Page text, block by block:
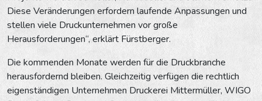
Diese Veränderungen erfordern laufende Anpassungen und
stellen viele Druckunternehmen vor große
Herausforderungen“, erklärt Fürstberger.
Die kommenden Monate werden für die Druckbranche
herausfordernd bleiben. Gleichzeitig verfügen die rechtlich
eigenständigen Unternehmen Druckerei Mittermüller, WIGO